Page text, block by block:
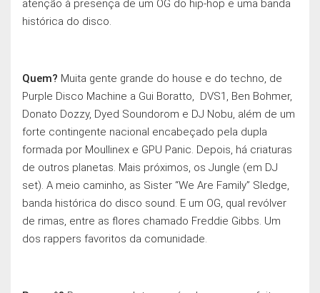
atenção à presença de um OG do hip-hop e uma banda
histórica do disco.
Quem? Muita gente grande do house e do techno, de
Purple Disco Machine a Gui Boratto, DVS1, Ben Bohmer,
Donato Dozzy, Dyed Soundorom e DJ Nobu, além de um
forte contingente nacional encabeçado pela dupla
formada por Moullinex e GPU Panic. Depois, há criaturas
de outros planetas. Mais próximos, os Jungle (em DJ
set). A meio caminho, as Sister “We Are Family” Sledge,
banda histórica do disco sound. E um OG, qual revólver
de rimas, entre as flores chamado Freddie Gibbs. Um
dos rappers favoritos da comunidade.